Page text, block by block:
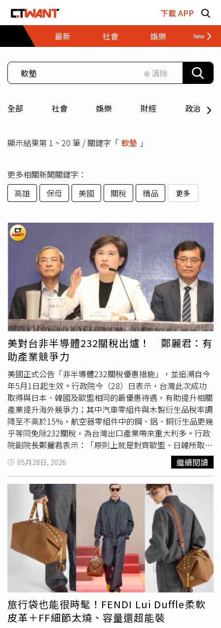
下載 APP
最新
社會 娛樂 財經
⊗ 清除
全部 社會 娛樂 財經 政治
顯示結果第 1 ~ 20 筆 / 關鍵字「 軟墊 」
更多相關新聞關鍵字：
高雄
保母 美國 關稅 精品 更多
美對台非半導體232關稅出爐！ 鄭麗君：有
助產業競爭力
美國正式公告「非半導體232關稅優惠措施」，並追溯自今
年5月1日起生效。行政院今（28）日表示，台灣此次成功
取得與日本、韓國及歐盟相同的最優惠待遇，有助提升相關
產業提升海外競爭力；其中汽車零組件與木製衍生品稅率調
降至不高於15%，航空器零組件中的鋼、鋁、銅衍生品更幾
乎等同免除232關稅，為台灣出口產業帶來重大利多。行政
院副院長鄭麗君表示：「原則上就是對齊歐盟、日韓所取得
的最惠待遇。」她更以「對齊」形容此次成果，強調台灣已
成功與主要競爭國站在同一基準。根據行政院與經濟部評
估，此次調降範圍涵蓋多項非半導體產品，其中215項汽車
零組件稅率，從原本26.71%大幅降至15%；另有2項特定裝
的木製品，稅率也從25%降為15%。鄭麗君指出，以
汽車零組件為例，台灣稅率已從26.71%降至15%，但中國
大陸仍維持在51.71%，顯示台灣產品在美國市場的競爭優
勢進一步拉開。
05月28日, 2026 繼續閱讀
旅行袋也能很時髦！FENDI Lui Duffle柔軟
皮革＋FF細節太燒、容量還超能裝